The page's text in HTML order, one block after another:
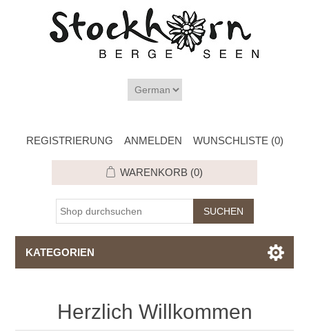
REGISTRIERUNG ANMELDEN WUNSCHLISTE (0)
WARENKORB (0)
KATEGORIEN
Herzlich Willkommen